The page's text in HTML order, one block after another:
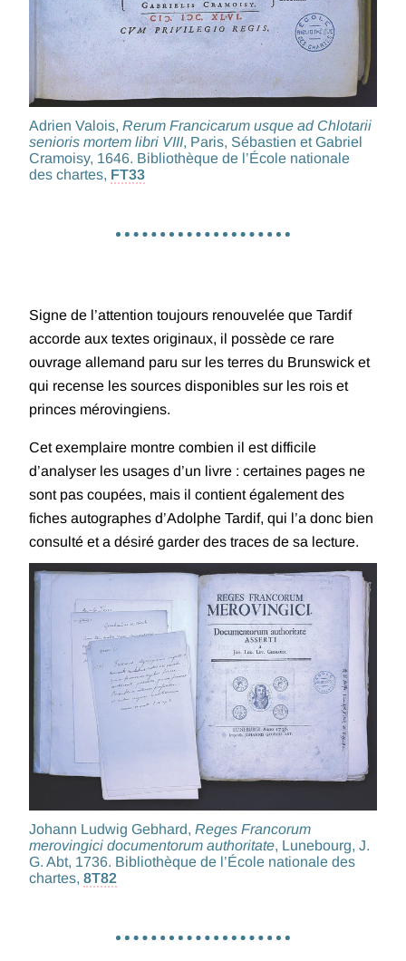
Adrien Valois, Rerum Francicarum usque ad Chlotarii
senioris mortem libri VIII, Paris, Sébastien et Gabriel
Cramoisy, 1646. Bibliothèque de l’École nationale
des chartes, FT33
Signe de l’attention toujours renouvelée que Tardif
accorde aux textes originaux, il possède ce rare
ouvrage allemand paru sur les terres du Brunswick et
qui recense les sources disponibles sur les rois et
princes mérovingiens.
Cet exemplaire montre combien il est difficile
d’analyser les usages d’un livre : certaines pages ne
sont pas coupées, mais il contient également des
fiches autographes d’Adolphe Tardif, qui l’a donc bien
consulté et a désiré garder des traces de sa lecture.
Johann Ludwig Gebhard, Reges Francorum
merovingici documentorum authoritate, Lunebourg, J.
G. Abt, 1736. Bibliothèque de l’École nationale des
chartes, 8T82